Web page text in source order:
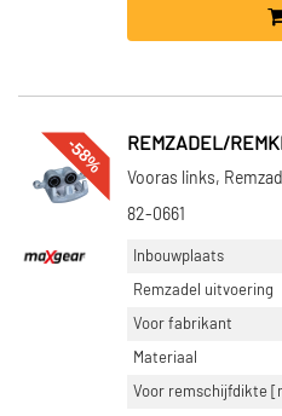
-58% REMZADEL/
Vooras links,
82-0661
Inbouwplaats
Remzadel uitvoering
Voor fabrikant
Materiaal
Voor remschijfdikte